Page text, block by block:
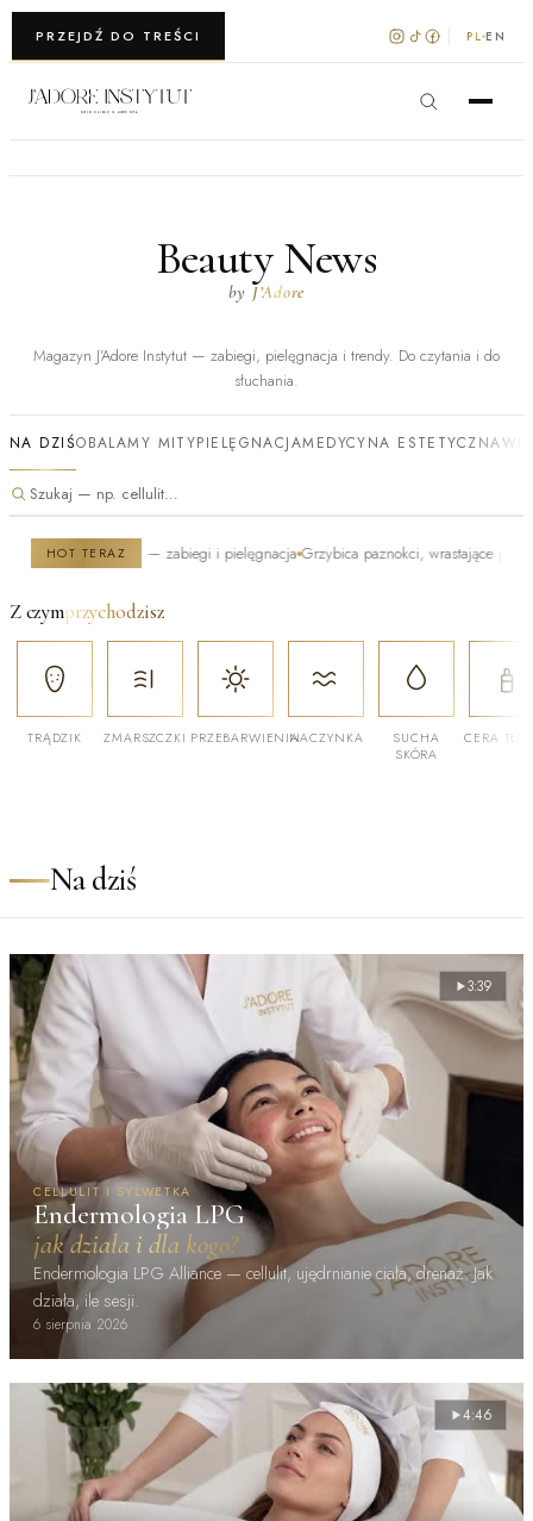
PRZEJDŹ DO TREŚCI
WARSZAWA · KRAKÓW PL EN
Beauty News
by J’Adore
Magazyn J’Adore Instytut — zabiegi, pielęgnacja i trendy. Do czytania i do
słuchania.
NA DZIŚOBALAMY MITYPIELĘGNACJAMEDYCYNA ESTETYCZNA
HOT TERAZ
się — zabiegi i pielęgnacja Grzybica paznokci, wrastające paznokcie,
Z czymprzychodzisz
TRĄDZIK ZMARSZCZKI PRZEBARWIENIANACZYNKA
SUCHA
SKÓRA
CERA
Na dziś
CELLULIT I SYLWETKA
Endermologia LPG
jak działa i dla kogo?
Endermologia LPG Alliance — cellulit, ujędrnianie ciała, drenaż. Jak
działa, ile sesji.
6 sierpnia 2026
3:39
4:46